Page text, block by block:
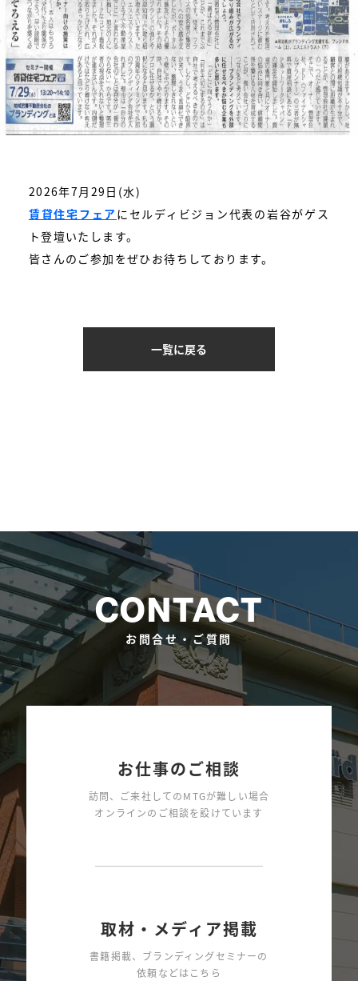
2026年7月29日(水)
賃貸住宅フェアにセルディビジョン代表の岩谷がゲス
ト登壇いたします。
皆さんのご参加をぜひお待ちしております。
一覧に戻る
CONTACT
お問合せ・ご質問
お仕事のご相談
訪問、ご来社してのMTGが難しい場合
オンラインのご相談を設けています
取材・メディア掲載
書籍掲載、ブランディングセミナーの
依頼などはこちら